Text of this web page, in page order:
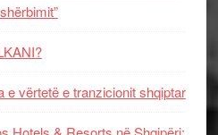
e vërtetë e tranzicionit shqiptar